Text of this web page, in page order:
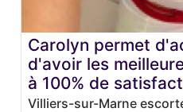
Carolyn permet
d'avoir les
à 100% de
Villiers-sur-Marne